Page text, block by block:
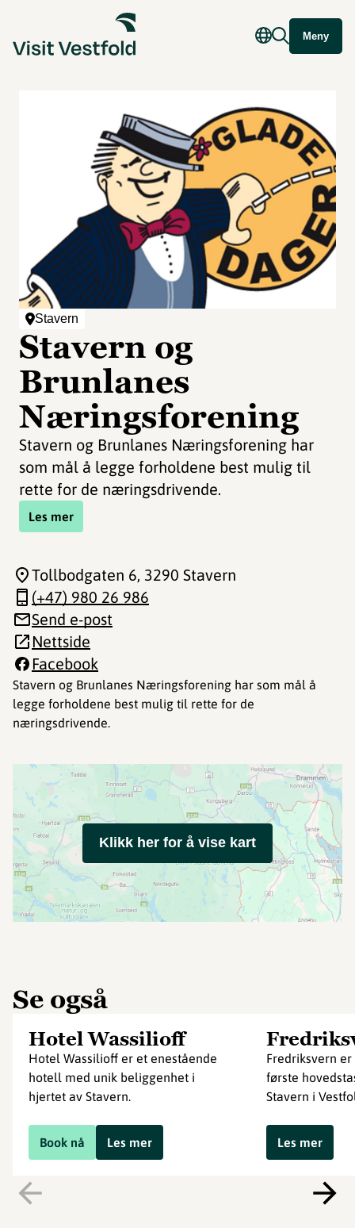
Meny
Stavern
Stavern og
Brunlanes
Næringsforening
Stavern og Brunlanes Næringsforening har
som mål å legge forholdene best mulig til
rette for de næringsdrivende.
Les mer
Stavern og Brunlanes Næringsforening har som mål å
legge forholdene best mulig til rette for de
næringsdrivende.
Tollbodgaten 6, 3290 Stavern
(+47) 980 26 986
Send e-post
Nettside
Facebook
Klikk her for å vise kart
Se også
Hotel Wassilioff
Hotel Wassilioff er et enestående
hotell med unik beliggenhet i
hjertet av Stavern.
Book nå Les mer
Fredriksvern
første
Stavern i
Les mer